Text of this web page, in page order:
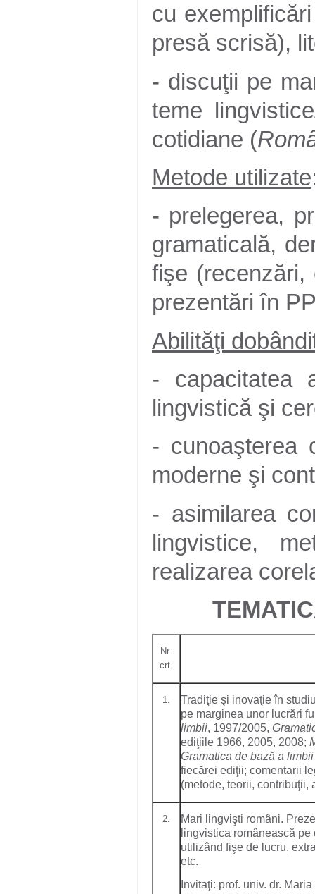
cu
presă scrisă),
- discuţii pe
teme
cotidiane (
Metode utilizate
- prelegerea,
gramaticală,
fişe
prezentări în
Abilităţi
- capacitatea
lingvistică şi
- cunoaşterea
moderne şi
- asimilarea
lingvistice,
realizarea
Nr.
crt.
1.
Tradiţie şi inovaţie în
pe marginea unor lucrări
limbii, 1997/2005,
ediţiile 1966, 2005, 2008;
Gramatica de bază a
fiecărei ediţii; comentarii
(metode, teorii, contribuţii,
2.
Mari lingvişti români.
lingvistica românească
utilizând fişe de lucru,
etc.
Invitaţi: prof. univ. dr.